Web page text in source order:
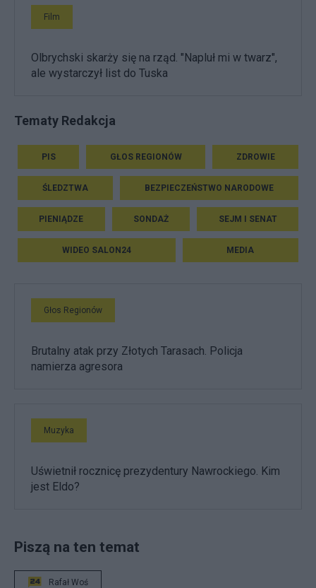
Film
Olbrychski skarży się na rząd. "Napluł mi w twarz",
ale wystarczył list do Tuska
Tematy Redakcja
PIS GŁOS REGIONÓW ZDROWIE
ŚLEDZTWA BEZPIECZEŃSTWO NARODOWE
PIENIĄDZE SONDAŻ SEJM I SENAT
WIDEO SALON24 MEDIA
Głos Regionów
Brutalny atak przy Złotych Tarasach. Policja
namierza agresora
Muzyka
Uświetnił rocznicę prezydentury Nawrockiego. Kim
jest Eldo?
Piszą na ten temat
Rafał Woś